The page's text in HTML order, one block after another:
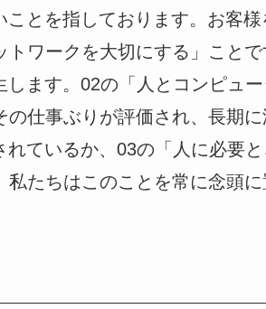
ことを指しております。お客
トワークを大切にする」こと
します。02の「人とコンピュ
の仕事ぶりが評価され、長期
れているか、03の「人に必要
私たちはこのことを常に念頭